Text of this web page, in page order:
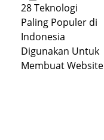
28 Teknologi
Paling Populer di
Indonesia
Digunakan Untuk
Membuat Website